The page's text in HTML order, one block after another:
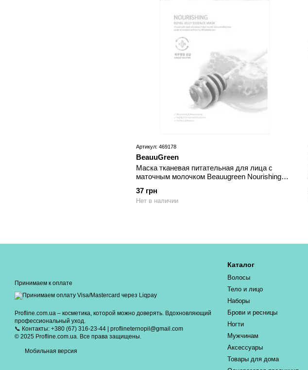
Артикул: 469178
BeauuGreen
Маска тканевая питательная для лица с
маточным молочком Beauugreen Nourishing
37 грн
Нет в наличии
Принимаем к оплате
Profline.com.ua – косметика, которой можно доверять. Вдохновляющий
профессиональный уход.
📞 Контакты: +380 (67) 316-23-44 | proflineternopil@gmail.com
© 2025 Profline.com.ua. Все права защищены.
Мобильная версия
Каталог
Волосы
Тело и лицо
Наборы
Брови и ресницы
Ногти
Мужчинам
Аксессуары
Товары для дома